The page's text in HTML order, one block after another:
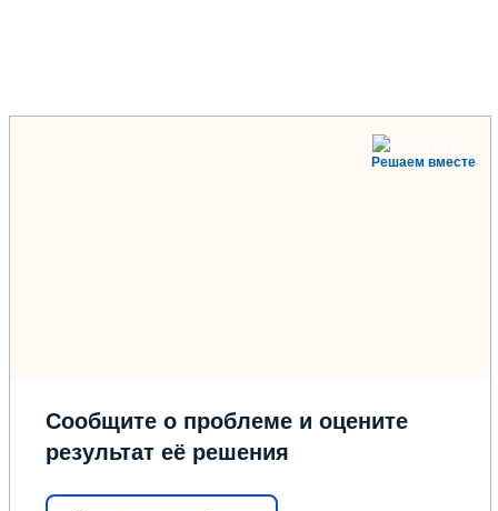
Решаем вместе
Сообщите о проблеме и оцените
результат её решения